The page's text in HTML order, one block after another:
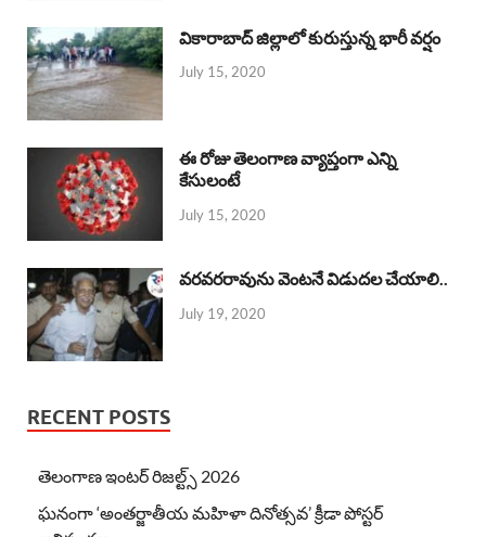
వికారాబాద్ జిల్లాలో కురుస్తున్న భారీ వర్షం
July 15, 2020
ఈ రోజు తెలంగాణ వ్యాప్తంగా ఎన్ని
కేసులంటే
July 15, 2020
వరవరరావును వెంటనే విడుదల చేయాలి..
July 19, 2020
RECENT POSTS
తెలంగాణ ఇంటర్ రిజల్ట్స్ 2026
ఘనంగా ‘అంతర్జాతీయ మహిళా దినోత్సవ’ క్రీడా పోస్టర్